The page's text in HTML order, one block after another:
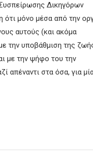
Δικηγόρων
ότι μόνο μέσα από την
αυτούς (και ακόμα
την υποβάθμιση της
με την ψήφο του την
απέναντι στα όσα, για